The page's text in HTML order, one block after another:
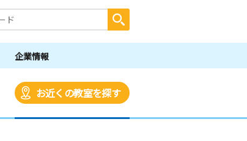
企業情報
お近くの教室を探す